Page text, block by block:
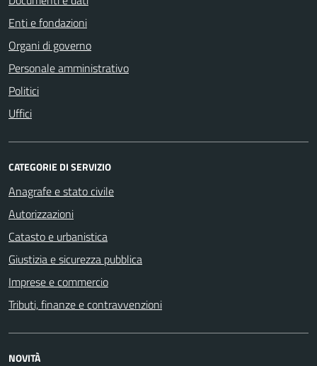
Enti e fondazioni
Organi di governo
Personale amministrativo
Politici
Uffici
CATEGORIE DI SERVIZIO
Anagrafe e stato civile
Autorizzazioni
Catasto e urbanistica
Giustizia e sicurezza pubblica
Imprese e commercio
Tributi, finanze e contravvenzioni
NOVITÀ